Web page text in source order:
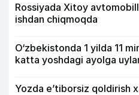
Rossiyada Xitoy
ishdan chiqmoqda
O‘zbekistonda 1 yilda 11
katta yoshdagi ayolga
Yozda e’tiborsiz qoldirish